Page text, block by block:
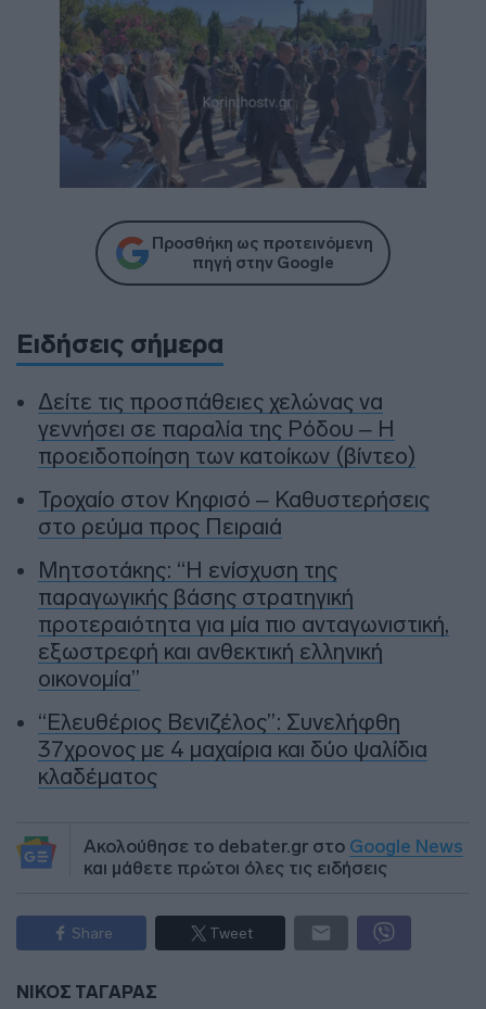
Προσθήκη ως προτεινόμενη
πηγή στην Google
Ειδήσεις σήμερα
Δείτε τις προσπάθειες χελώνας να
γεννήσει σε παραλία της Ρόδου – Η
προειδοποίηση των κατοίκων (βίντεο)
Τροχαίο στον Κηφισό – Καθυστερήσεις
στο ρεύμα προς Πειραιά
Μητσοτάκης: “Η ενίσχυση της
παραγωγικής βάσης στρατηγική
προτεραιότητα για μία πιο ανταγωνιστική,
εξωστρεφή και ανθεκτική ελληνική
οικονομία”
“Ελευθέριος Βενιζέλος”: Συνελήφθη
37χρονος με 4 μαχαίρια και δύο ψαλίδια
κλαδέματος
Ακολούθησε το debater.gr στο Google News
και μάθετε πρώτοι όλες τις ειδήσεις
Share Tweet
ΝΙΚΟΣ ΤΑΓΑΡΑΣ